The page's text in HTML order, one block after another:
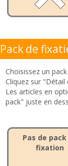
Pack de
Choisissez un
Cliquez sur
Les articles en
pack" juste en
Pas de pack
fixation